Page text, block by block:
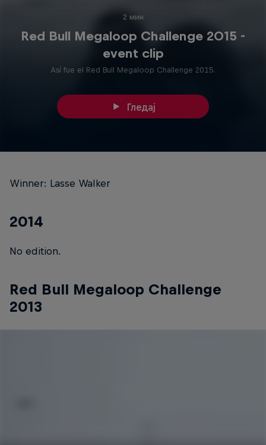
2 мин
Red Bull Megaloop Challenge 2015 -
event clip
Así fue el Red Bull Megaloop Challenge 2015.
Гледај
Winner: Lasse Walker
2014
No edition.
Red Bull Megaloop Challenge
2013